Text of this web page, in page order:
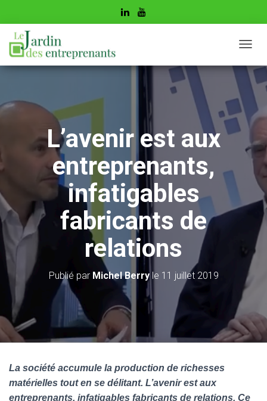
É
P
R
N
L’avenir est aux
entreprenants,
infatigables
fabricants de
relations
Publié par Michel Berryle 11 juillet 2019
La société accumule la production de richesses
matérielles tout en se délitant. L’avenir est aux
entreprenants, infatigables fabricants de relations. Ce